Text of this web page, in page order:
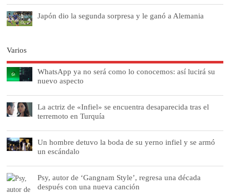
Japón dio la segunda sorpresa y le ganó a Alemania
Varios
WhatsApp ya no será como lo conocemos: así lucirá su
nuevo aspecto
La actriz de «Infiel» se encuentra desaparecida tras el
terremoto en Turquía
Un hombre detuvo la boda de su yerno infiel y se armó
un escándalo
Psy, autor de ‘Gangnam Style’, regresa una década
después con una nueva canción